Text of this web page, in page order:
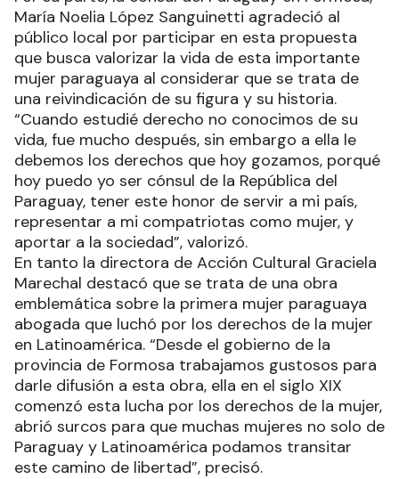
María Noelia López Sanguinetti agradeció al
público local por participar en esta propuesta
que busca valorizar la vida de esta importante
mujer paraguaya al considerar que se trata de
una reivindicación de su figura y su historia.
“Cuando estudié derecho no conocimos de su
vida, fue mucho después, sin embargo a ella le
debemos los derechos que hoy gozamos, porqué
hoy puedo yo ser cónsul de la República del
Paraguay, tener este honor de servir a mi país,
representar a mi compatriotas como mujer, y
aportar a la sociedad”, valorizó.
En tanto la directora de Acción Cultural Graciela
Marechal destacó que se trata de una obra
emblemática sobre la primera mujer paraguaya
abogada que luchó por los derechos de la mujer
en Latinoamérica. “Desde el gobierno de la
provincia de Formosa trabajamos gustosos para
darle difusión a esta obra, ella en el siglo XIX
comenzó esta lucha por los derechos de la mujer,
abrió surcos para que muchas mujeres no solo de
Paraguay y Latinoamérica podamos transitar
este camino de libertad”, precisó.